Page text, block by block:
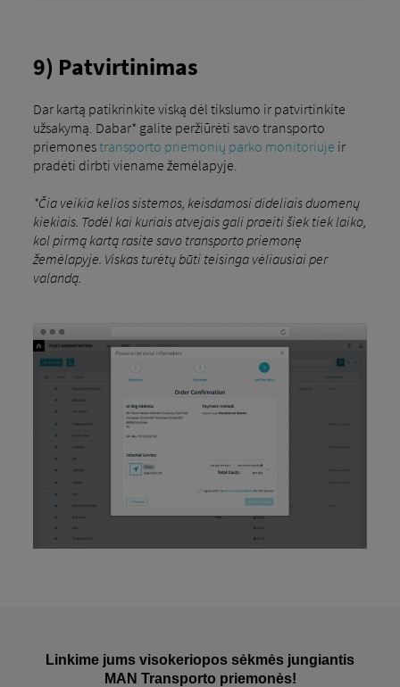
9) Patvirtinimas
Dar kartą patikrinkite viską dėl tikslumo ir patvirtinkite
užsakymą. Dabar* galite peržiūrėti savo transporto
priemonestransporto priemonių parko monitoriuje ir
pradėti dirbti viename žemėlapyje.
*Čia veikia kelios sistemos, keisdamosi dideliais duomenų
kiekiais. Todėl kai kuriais atvejais gali praeiti šiek tiek laiko,
kol pirmą kartą rasite savo transporto priemonę
žemėlapyje. Viskas turėtų būti teisinga vėliausiai per
valandą.
Linkime jums visokeriopos sėkmės jungiantis
MAN Transporto priemonės!